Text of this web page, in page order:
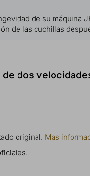
de su máquina
de las cuchillas
dos
original. Más